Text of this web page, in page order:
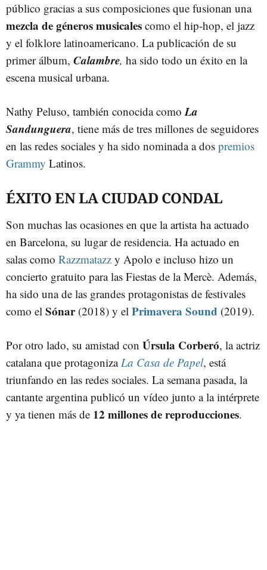
público gracias a sus composiciones que fusionan una
mezcla de géneros musicales como el hip-hop, el jazz
y el folklore latinoamericano. La publicación de su
primer álbum, Calambre, ha sido todo un éxito en la
escena musical urbana.
Nathy Peluso, también conocida comoLa
Sandunguera, tiene más de tres millones de seguidores
en las redes sociales y ha sido nominada a dos premios
Grammy Latinos.
ÉXITO EN LA CIUDAD CONDAL
Son muchas las ocasiones en que la artista ha actuado
en Barcelona, su lugar de residencia. Ha actuado en
salas como Razzmatazz y Apolo e incluso hizo un
concierto gratuito para las Fiestas de la Mercè. Además,
ha sido una de las grandes protagonistas de festivales
como el Sónar(2018) y el Primavera Sound (2019).
Por otro lado, su amistad con Úrsula Corberó, la actriz
catalana que protagonizaLa Casa de Papel, está
triunfando en las redes sociales. La semana pasada, la
cantante argentina publicó un vídeo junto a la intérprete
y ya tienen más de 12 millones de reproducciones.